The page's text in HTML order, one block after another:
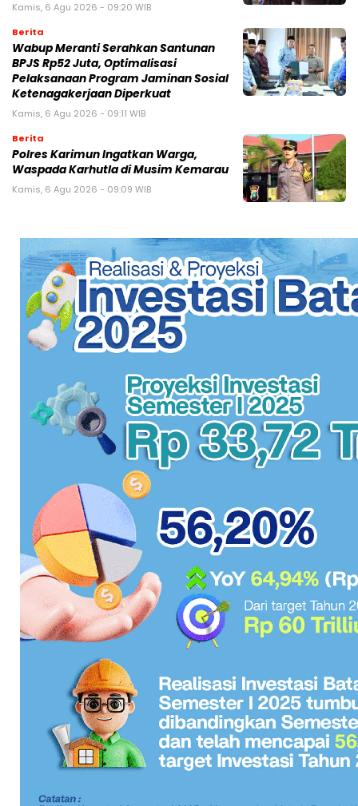
Kamis, 6 Agu 2026 - 09:20 WIB
Berita
Wabup Meranti Serahkan Santunan
BPJS Rp52 Juta, Optimalisasi
Pelaksanaan Program Jaminan Sosial
Ketenagakerjaan Diperkuat
Kamis, 6 Agu 2026 - 09:11 WIB
Berita
Polres Karimun Ingatkan Warga,
Waspada Karhutla di Musim Kemarau
Kamis, 6 Agu 2026 - 09:09 WIB